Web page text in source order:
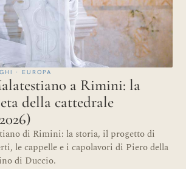
· EUROPA
a Rimini: la
della cattedrale
di Rimini: la storia, il progetto di
le cappelle e i capolavori di Piero della
di Duccio.